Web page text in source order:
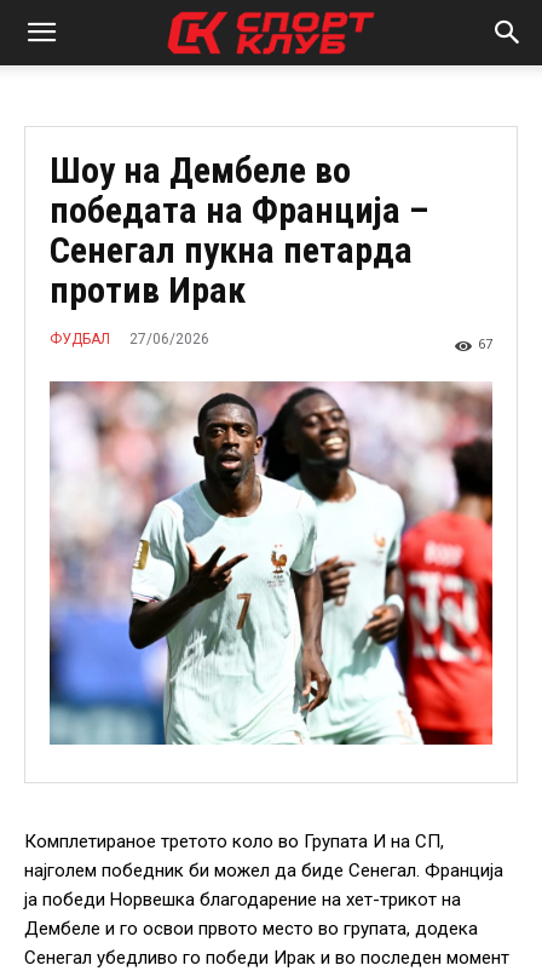
Шоу на Дембеле во
победата на Франција –
Сенегал пукна петарда
против Ирак
ФУДБАЛ 27/06/2026 67
Комплетираное третото коло во Групата И на СП,
најголем победник би можел да биде Сенегал. Франција
ја победи Норвешка благодарение на хет-трикот на
Дембеле и го освои првото место во групата, додека
Сенегал убедливо го победи Ирак и во последен момент